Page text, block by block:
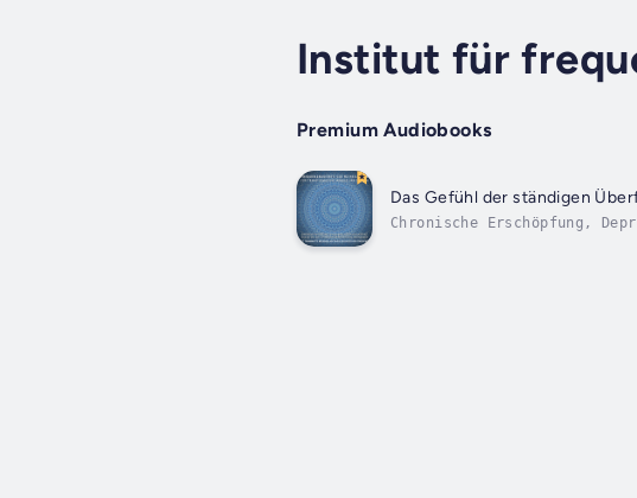
Institut für
Premium Audiobooks
Das Gefühl der ständigen
Chronische Erschöpfung,